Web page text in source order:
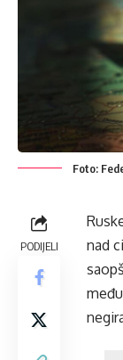
Foto:
PODIJELI
nad